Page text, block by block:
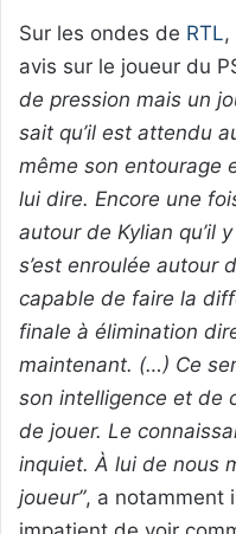
Sur les ondes de RTL
avis sur le joueur du
de pression mais un
sait qu’il est attendu
même son entourage
lui dire. Encore une
autour de Kylian qu’il
s’est enroulée autour
capable de faire la
finale à élimination
maintenant. (…) Ce
son intelligence et de
de jouer. Le
inquiet. À lui de nous
joueur”, a notamment